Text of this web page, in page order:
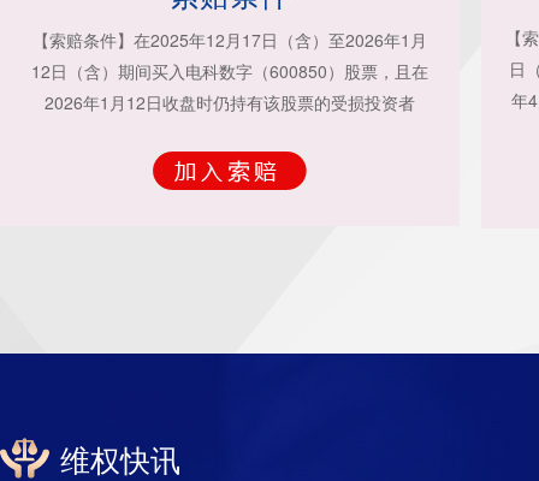
【索赔条件】在2025年12月17日（含）至2026年1月
12日（含）期间买入电科数字（600850）股票，且在
2026年1月12日收盘时仍持有该股票的受损投资者
【
日
年
维权快讯